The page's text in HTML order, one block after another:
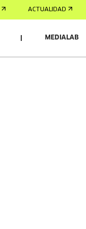
ACTUALIDAD
MEDIALAB